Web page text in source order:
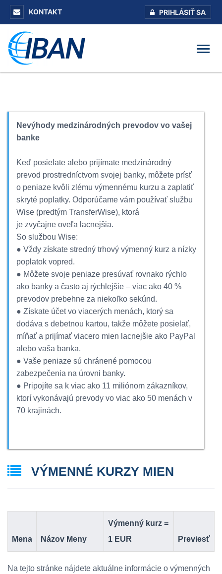
KONTAKT PRIHLÁSIŤ SA
Nevýhody medzinárodných prevodov vo vašej
banke
Keď posielate alebo prijímate medzinárodný
prevod prostredníctvom svojej banky, môžete prísť
o peniaze kvôli zlému výmennému kurzu a zaplatiť
skryté poplatky. Odporúčame vám používať službu
Wise (predtým TransferWise), ktorá
je zvyčajne oveľa lacnejšia.
So službou Wise:
● Vždy získate stredný trhový výmenný kurz a nízky
poplatok vopred.
● Môžete svoje peniaze presúvať rovnako rýchlo
ako banky a často aj rýchlejšie – viac ako 40 %
prevodov prebehne za niekoľko sekúnd.
● Získate účet vo viacerých menách, ktorý sa
dodáva s debetnou kartou, takže môžete posielať,
míňať a prijímať viacero mien lacnejšie ako PayPal
alebo vaša banka.
● Vaše peniaze sú chránené pomocou
zabezpečenia na úrovni banky.
● Pripojíte sa k viac ako 11 miliónom zákazníkov,
ktorí vykonávajú prevody vo viac ako 50 menách v
70 krajinách.
VÝMENNÉ KURZY MIEN
Mena Názov Meny
Výmenný kurz =
1 EUR
Previesť
Na tejto stránke nájdete aktuálne informácie o výmenných